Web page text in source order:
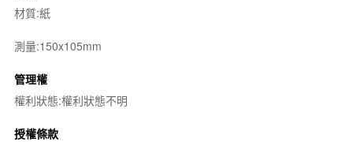
材質:紙
測量:150x105mm
管理權
權利狀態:權利狀態不明
授權條款